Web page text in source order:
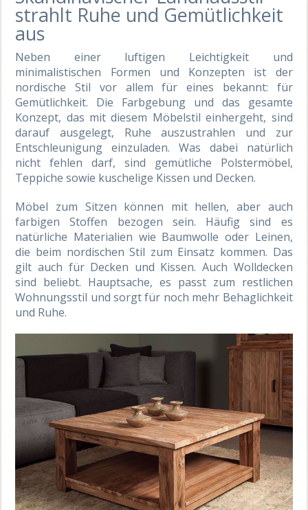
strahlt Ruhe und Gemütlichkeit
aus
Neben einer luftigen Leichtigkeit und
minimalistischen Formen und Konzepten ist der
nordische Stil vor allem für eines bekannt: für
Gemütlichkeit. Die Farbgebung und das gesamte
Konzept, das mit diesem Möbelstil einhergeht, sind
darauf ausgelegt, Ruhe auszustrahlen und zur
Entschleunigung einzuladen. Was dabei natürlich
nicht fehlen darf, sind gemütliche Polstermöbel,
Teppiche sowie kuschelige Kissen und Decken.
Möbel zum Sitzen können mit hellen, aber auch
farbigen Stoffen bezogen sein. Häufig sind es
natürliche Materialien wie Baumwolle oder Leinen,
die beim nordischen Stil zum Einsatz kommen. Das
gilt auch für Decken und Kissen. Auch Wolldecken
sind beliebt. Hauptsache, es passt zum restlichen
Wohnungsstil und sorgt für noch mehr Behaglichkeit
und Ruhe.